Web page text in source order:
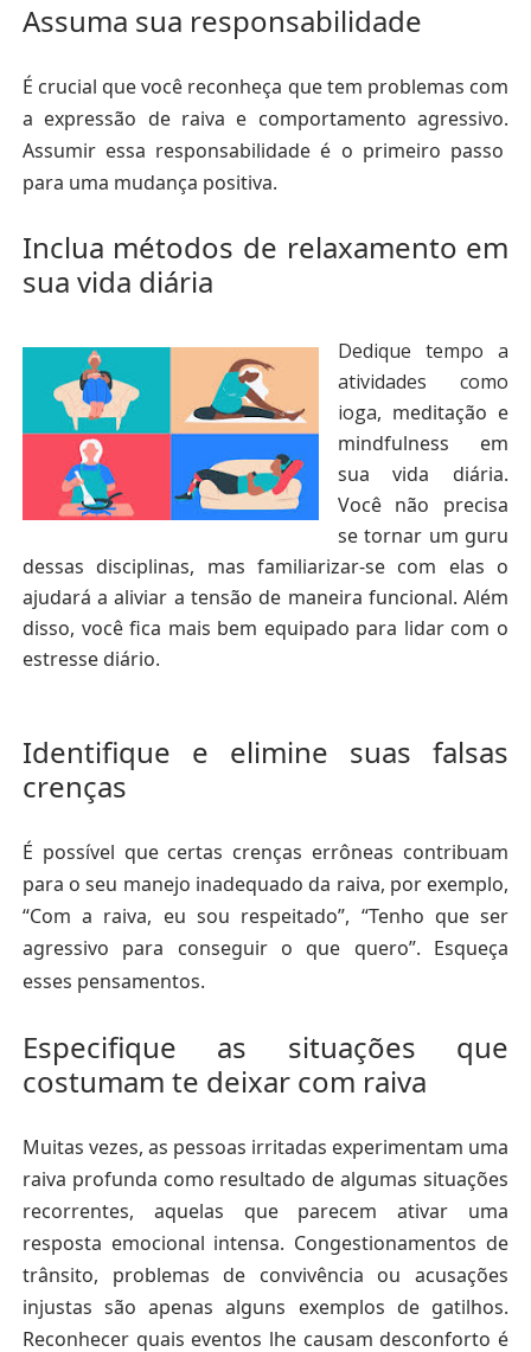
Assuma sua responsabilidade
É crucial que você reconheça que tem problemas com
a expressão de raiva e comportamento agressivo.
Assumir essa responsabilidade é o primeiro passo
para uma mudança positiva.
Inclua métodos de relaxamento em
sua vida diária
Dedique tempo a
atividades como
ioga, meditação e
mindfulness em
sua vida diária.
Você não precisa
se tornar um guru
dessas disciplinas, mas familiarizar-se com elas o
ajudará a aliviar a tensão de maneira funcional. Além
disso, você fica mais bem equipado para lidar com o
estresse diário.
Identifique e elimine suas falsas
crenças
É possível que certas crenças errôneas contribuam
para o seu manejo inadequado da raiva, por exemplo,
“Com a raiva, eu sou respeitado”, “Tenho que ser
agressivo para conseguir o que quero”. Esqueça
esses pensamentos.
Especifique as situações que
costumam te deixar com raiva
Muitas vezes, as pessoas irritadas experimentam uma
raiva profunda como resultado de algumas situações
recorrentes, aquelas que parecem ativar uma
resposta emocional intensa. Congestionamentos de
trânsito, problemas de convivência ou acusações
injustas são apenas alguns exemplos de gatilhos.
Reconhecer quais eventos lhe causam desconforto é